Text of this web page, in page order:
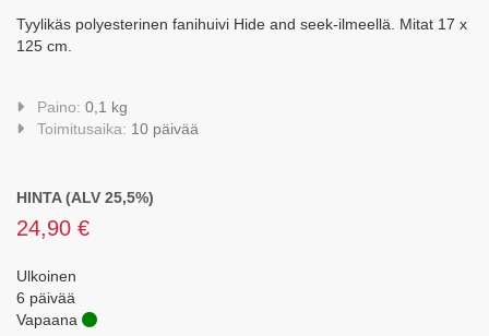
Tyylikäs polyesterinen fanihuivi Hide and seek-ilmeellä. Mitat 17 x
125 cm.
Paino: 0,1 kg
Toimitusaika: 10 päivää
HINTA (ALV 25,5%)
24,90 €
Ulkoinen
6 päivää
Vapaana